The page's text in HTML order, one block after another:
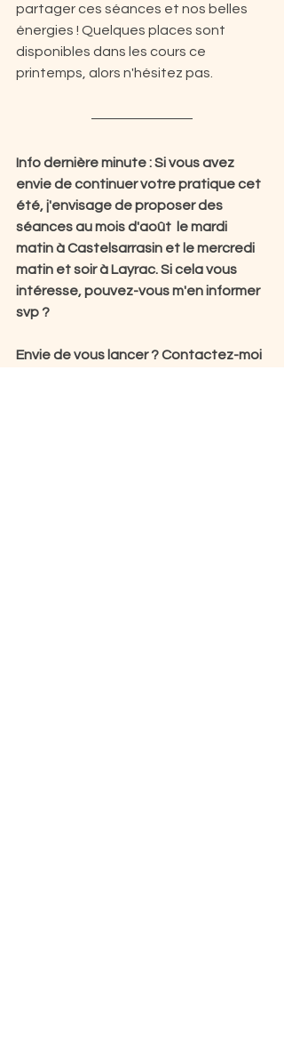
partager ces séances et nos belles
énergies ! Quelques places sont
disponibles dans les cours ce
printemps, alors n'hésitez pas.
Info dernière minute : Si vous avez
envie de continuer votre pratique cet
été, j'envisage de proposer des
séances au mois d'août  le mardi
matin à Castelsarrasin et le mercredi
matin et soir à Layrac. Si cela vous
intéresse, pouvez-vous m'en informer
svp ?
Envie de vous lancer ? Contactez-moi